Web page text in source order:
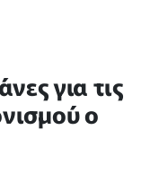
για τις
ο